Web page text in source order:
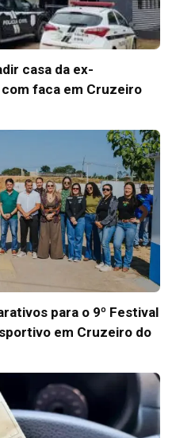
casa da ex-
faca em Cruzeiro
para o 9º Festival
em Cruzeiro do